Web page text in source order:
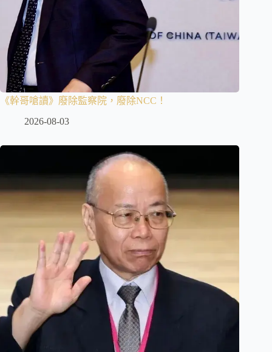
《幹哥嗆讀》廢除監察院，廢除NCC！
2026-08-03